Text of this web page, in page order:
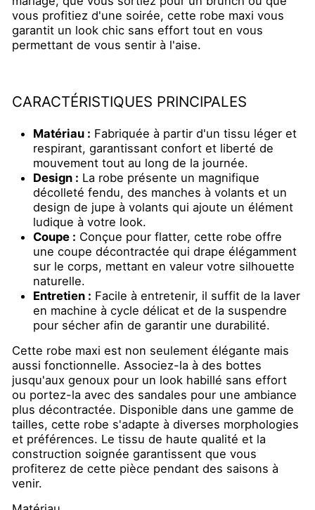
vous profitiez d'une soirée, cette robe maxi vous
garantit un look chic sans effort tout en vous
permettant de vous sentir à l'aise.
CARACTÉRISTIQUES PRINCIPALES
Matériau : Fabriquée à partir d'un tissu léger et
respirant, garantissant confort et liberté de
mouvement tout au long de la journée.
Design : La robe présente un magnifique
décolleté fendu, des manches à volants et un
design de jupe à volants qui ajoute un élément
ludique à votre look.
Coupe : Conçue pour flatter, cette robe offre
une coupe décontractée qui drape élégamment
sur le corps, mettant en valeur votre silhouette
naturelle.
Entretien : Facile à entretenir, il suffit de la laver
en machine à cycle délicat et de la suspendre
pour sécher afin de garantir une durabilité.
Cette robe maxi est non seulement élégante mais
aussi fonctionnelle. Associez-la à des bottes
jusqu'aux genoux pour un look habillé sans effort
ou portez-la avec des sandales pour une ambiance
plus décontractée. Disponible dans une gamme de
tailles, cette robe s'adapte à diverses morphologies
et préférences. Le tissu de haute qualité et la
construction soignée garantissent que vous
profiterez de cette pièce pendant des saisons à
venir.